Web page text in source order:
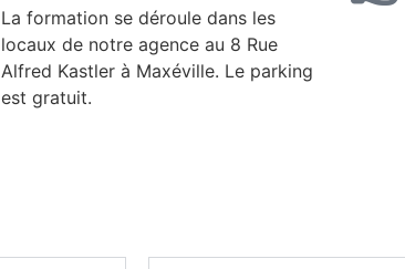
La formation se déroule dans les
locaux de notre agence au 8 Rue
Alfred Kastler à Maxéville. Le parking
est gratuit.